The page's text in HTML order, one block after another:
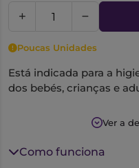
Poucas Unidades
Está indicada para a
dos bebés, crianças e
Ver a
Como funciona